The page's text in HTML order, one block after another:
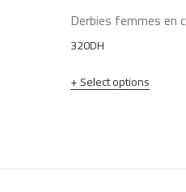
Derbies femmes en
320DH
Select options